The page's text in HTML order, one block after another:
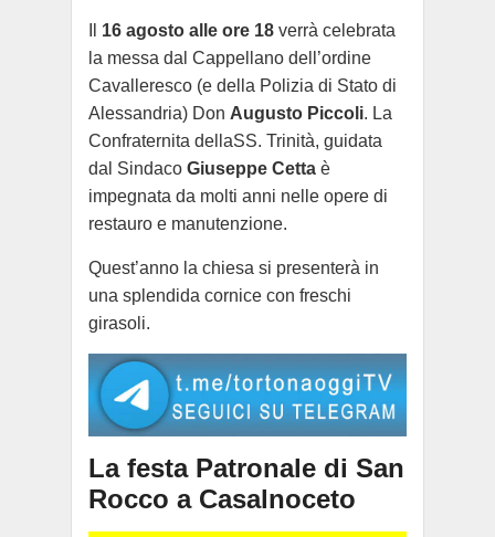
16 agosto alle ore 18 verrà celebrata
la messa dal Cappellano dell’ordine
Cavalleresco (e della Polizia di Stato di
Alessandria) Don Augusto Piccoli. La
Confraternita dellaSS. Trinità, guidata
dal Sindaco Giuseppe Cetta è
impegnata da molti anni nelle opere di
restauro e manutenzione.
Quest’anno la chiesa si presenterà in
una splendida cornice con freschi
girasoli.
La festa Patronale di San
Rocco a Casalnoceto